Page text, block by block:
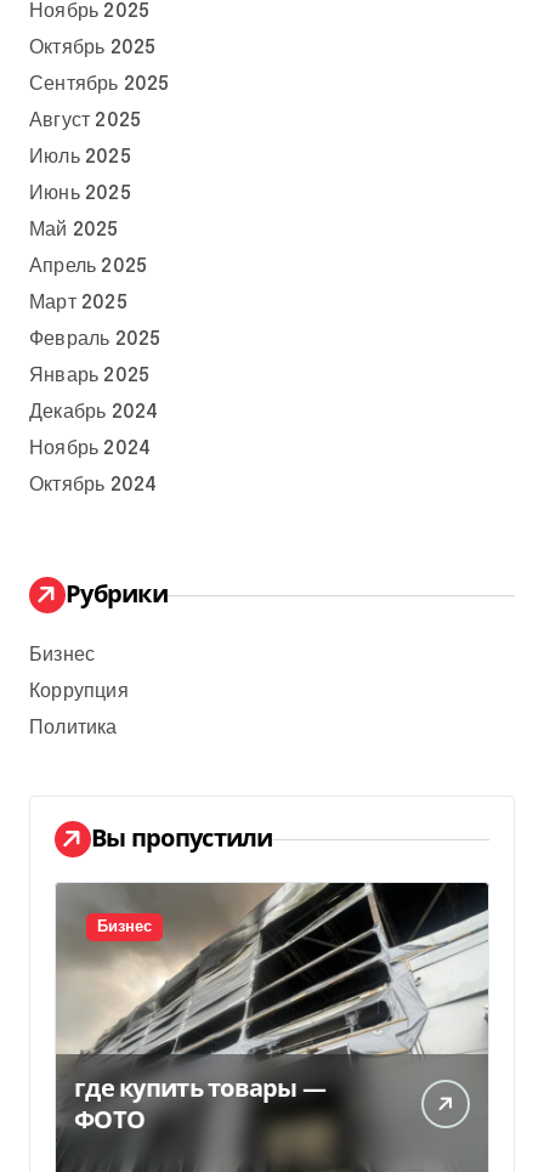
Ноябрь 2025
Октябрь 2025
Сентябрь 2025
Август 2025
Июль 2025
Июнь 2025
Май 2025
Апрель 2025
Март 2025
Февраль 2025
Январь 2025
Декабрь 2024
Ноябрь 2024
Октябрь 2024
Рубрики
Бизнес
Коррупция
Политика
Вы пропустили
Бизнес
где купить товары —
ФОТО